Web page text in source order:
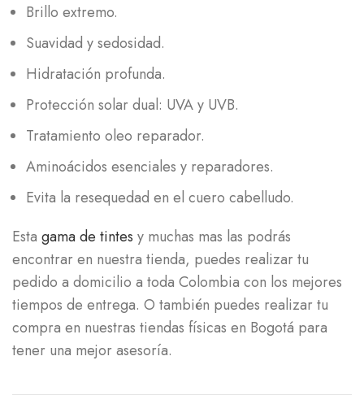
Brillo extremo.
Suavidad y sedosidad.
Hidratación profunda.
Protección solar dual: UVA y UVB.
Tratamiento oleo reparador.
Aminoácidos esenciales y reparadores.
Evita la resequedad en el cuero cabelludo.
Esta gama de tintes y muchas mas las podrás
encontrar en nuestra tienda, puedes realizar tu
pedido a domicilio a toda Colombia con los mejores
tiempos de entrega. O también puedes realizar tu
compra en nuestras tiendas físicas en Bogotá para
tener una mejor asesoría.